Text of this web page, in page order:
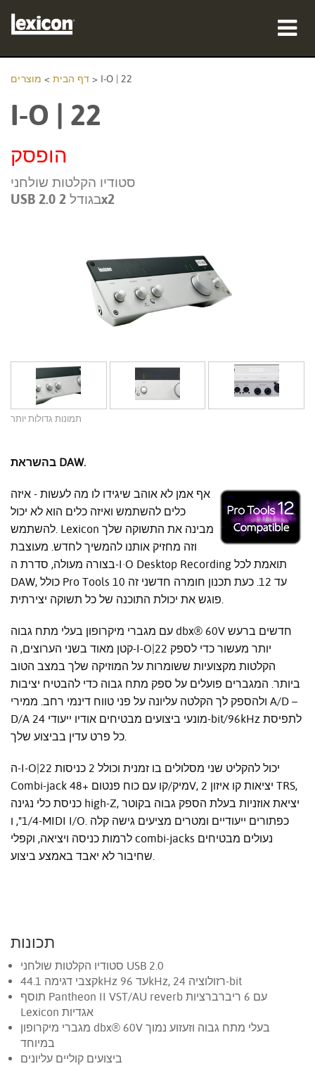
היכן לקנות
הדרכה
דף הבית > מוצרים > I-O | 22
I-O | 22
הופסק
סטודיו הקלטות שולחני
USB 2.0 בגודל 2x2
תמונות גדולות יותר
בהשראת DAW.
אף אמן לא אוהב שיגידו לו מה לעשות - איזה
כלים להשתמש ואיזה כלים הוא לא יכול
להשתמש. Lexicon מבינה את התשוקה שלך
וזה מחזיק אותנו להמשיך לחדש. מעוצבת
בצורה מעולה, סדרת ה-I·O Desktop Recording תואמת לכל
DAW, כולל Pro Tools 10 עד 12. כעת תכנון חומרה חדשני זה
פוגש את יכולת התוכנה של כל תשוקה יצירתית.
עם מגברי מיקרופון בעלי מתח גבוה dbx® 60V חדשים ברעש
קטן מאוד בשני הערוצים, ה-I-O|22 יותר מעשור כדי לספק
הקלטות מקצועיות ששומרות על המוזיקה שלך במצב הטוב
ביותר. המגברים פועלים על ספק מתח גבוה כדי להבטיח יציבות
ולהספק לך הקלטה עליונה על פני טווח דינמי רחב. ממירי A/D –
D/A מונעי ביצועים מבטיחים אודיו ייעודי 24-bit/96kHz לתפיסת
כל פרט עדין בביצוע שלך.
ה-I-O|22 יכול להקליט שני מסלולים בו זמנית וכולל 2 כניסות
Combi-jack מיק/קו עם כוח פנטום +48V, 2 יציאות קו איזון TRS,
כניסת כלי נגינה high-Z, יציאת אוזניות בעלת הספק גבוה בקוטר
1/4", ו-MIDI I/O. כפתורים ייעודיים ומטרים מציעים גישה קלה
לרמות כניסה ויציאה, וקפלי combi-jacks נעולים מבטיחים
שחיבור לא יאבד באמצע ביצוע.
תכונות
סטודיו הקלטות שולחני USB 2.0
קצבי דגימה 44.1kHz עד 96kHz, רזולוציה 24-bit
תוסף Pantheon II VST/AU reverb עם 6 ריברברציות
Lexicon אגדיות
מגברי מיקרופון dbx® 60V בעלי מתח גבוה וזעזוע נמוך
במיוחד
ביצועים קוליים עליונים